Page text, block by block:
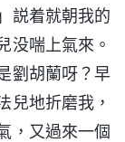
説着就朝我的
没喘上氣來。
劉胡蘭呀？早
兒地折磨我，
，又過來一個